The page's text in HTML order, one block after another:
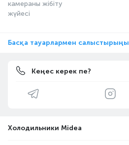
камераны жібіту
жүйесі
Басқа тауарлармен
Кеңес керек пе?
Холодильники Midea